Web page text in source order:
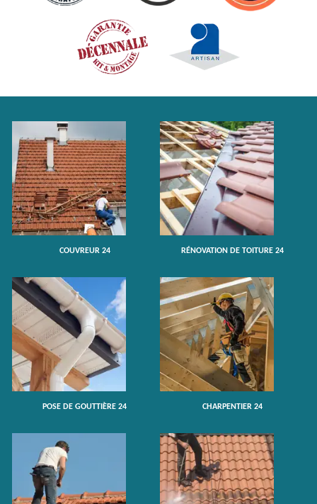
COUVREUR 24 RÉNOVATION DE TOITURE 24
POSE DE GOUTTIÈRE 24 CHARPENTIER 24